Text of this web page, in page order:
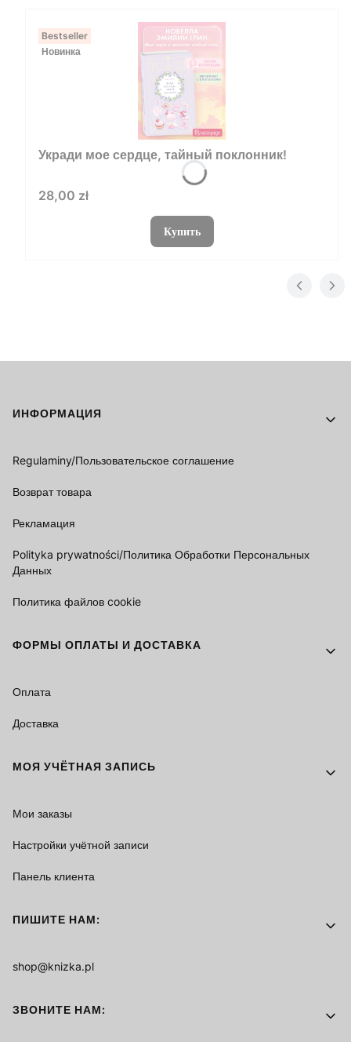
Bestseller
Новинка
Укради мое сердце, тайный поклонник!
Цена
28,00 zł
Купить
Footer menu
ИНФОРМАЦИЯ
Regulaminy/Пользовательское соглашение
Возврат товара
Рекламация
Polityka prywatności/Политика Обработки Персональных
Данных
Политика файлов cookie
ФОРМЫ ОПЛАТЫ И ДОСТАВКА
Оплата
Доставка
МОЯ УЧЁТНАЯ ЗАПИСЬ
Мои заказы
Настройки учётной записи
Панель клиента
ПИШИТЕ НАМ:
shop@knizka.pl
ЗВОНИТЕ НАМ: